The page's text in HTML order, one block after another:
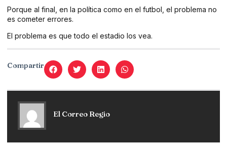
Porque al final, en la política como en el futbol, el problema no
es cometer errores.
El problema es que todo el estadio los vea.
Compartir
El Correo Regio